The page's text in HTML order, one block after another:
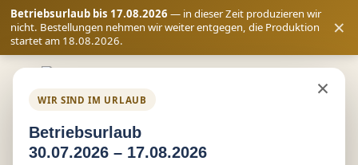
Zum Hauptinhalt springen
Betriebsurlaub bis 17.08.2026 — in dieser Zeit produzieren wir
nicht. Bestellungen nehmen wir weiter entgegen, die Produktion
startet am 18.08.2026.
×
×
WIR SIND IM URLAUB
Betriebsurlaub
30.07.2026 – 17.08.2026
Shop Feuerwehr
Kinder & Jugend